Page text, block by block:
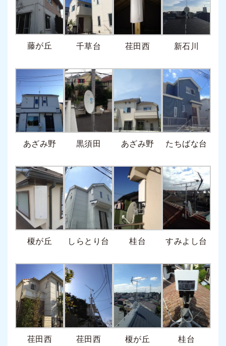
藤が丘 千草台 荏田西 新石川
あざみ野 黒須田 あざみ野 たちばな台
榎が丘 しらとり台 桂台 すみよし台
荏田西 荏田西 榎が丘 桂台